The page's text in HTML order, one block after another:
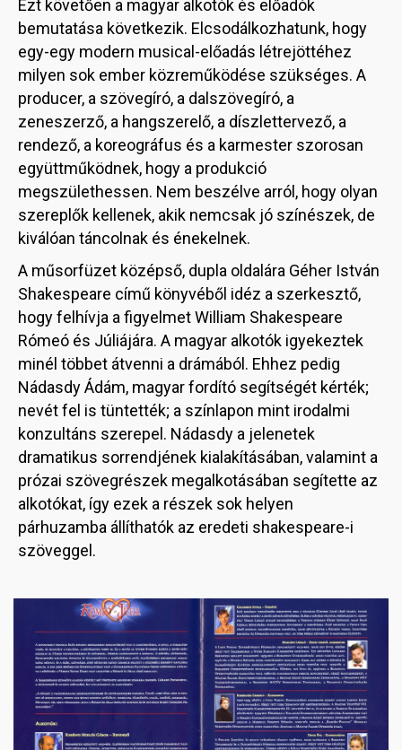
Ezt követően a magyar alkotók és előadók
bemutatása következik. Elcsodálkozhatunk, hogy
egy-egy modern musical-előadás létrejöttéhez
milyen sok ember közreműködése szükséges. A
producer, a szövegíró, a dalszövegíró, a
zeneszerző, a hangszerelő, a díszlettervező, a
rendező, a koreográfus és a karmester szorosan
együttműködnek, hogy a produkció
megszülethessen. Nem beszélve arról, hogy olyan
szereplők kellenek, akik nemcsak jó színészek, de
kiválóan táncolnak és énekelnek.
A műsorfüzet középső, dupla oldalára Géher István
Shakespeare című könyvéből idéz a szerkesztő,
hogy felhívja a figyelmet William Shakespeare
Rómeó és Júliájára. A magyar alkotók igyekeztek
minél többet átvenni a drámából. Ehhez pedig
Nádasdy Ádám, magyar fordító segítségét kérték;
nevét fel is tüntették; a színlapon mint irodalmi
konzultáns szerepel. Nádasdy a jelenetek
dramatikus sorrendjének kialakításában, valamint a
prózai szövegrészek megalkotásában segítette az
alkotókat, így ezek a részek sok helyen
párhuzamba állíthatók az eredeti shakespeare-i
szöveggel.
Image